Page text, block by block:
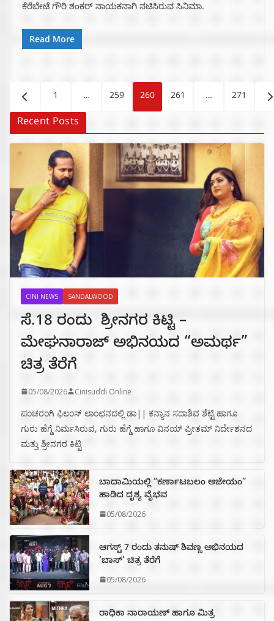
ಕೆರೆಬೇಟೆ ಗೌರಿ ಶಂಕರ್ ನಾಯಕನಾಗಿ ನಟಿಸಿರುವ ಸಿನಿಮಾ.
Read More
Posts
pagination
1 … 259 260 261 … 271
Recent Posts
CINI NEWS SANDALWOOD
ಸೆ.18 ರಂದು ಶ್ರೀನಗರ ಕಿಟ್ಟಿ –
ಮೇಘನಾರಾಜ್ ಅಭಿನಯದ “ಅಮರ್ಥ”
ಚಿತ್ರ ತೆರೆಗೆ
05/08/2026 Cinisuddi Online
ಪಂಚರಂಗಿ ಫಿಲಂಸ್ ಲಾಂಛನದಲ್ಲಿ ಡಾ|| ಕನ್ಯಾನ ಸದಾಶಿವ ಶೆಟ್ಟಿ ಹಾಗೂ
ಗುರು ಹೆಗ್ಡೆ ನಿರ್ಮಸಿರುವ, ಗುರು ಹೆಗ್ಡೆ ಹಾಗೂ ವಿನಯ್ ಪ್ರೀತಮ್ ನಿರ್ದೇಶನದ
ಮತ್ತು ಶ್ರೀನಗರ ಕಿಟ್ಟಿ
ಬಾದಾಮಿಯಲ್ಲಿ “ಕರ್ಣಾಟಬಲಂ ಅಜೇಯಂ”
ಹಾಡಿದ ದೃಶ್ಯ ವೈಭವ
05/08/2026
ಆಗಸ್ಟ್ 7 ರಂದು ತನುಷ್ ಶಿವಣ್ಣ ಅಭಿನಯದ
‘ಬಾಸ್’ ಚಿತ್ರ ತೆರೆಗೆ
05/08/2026
ರಾಧಿಕಾ ನಾರಾಯಣ್ ಹಾಗೂ ಮಿತ್ರ